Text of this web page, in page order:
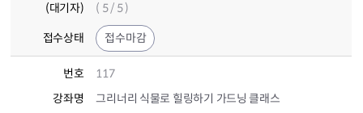
(대기자)
( 5 / 5 )
접수상태 접수마감
번호
117
강좌명
그리너리 식물로 힐링하기 가드닝 클래스